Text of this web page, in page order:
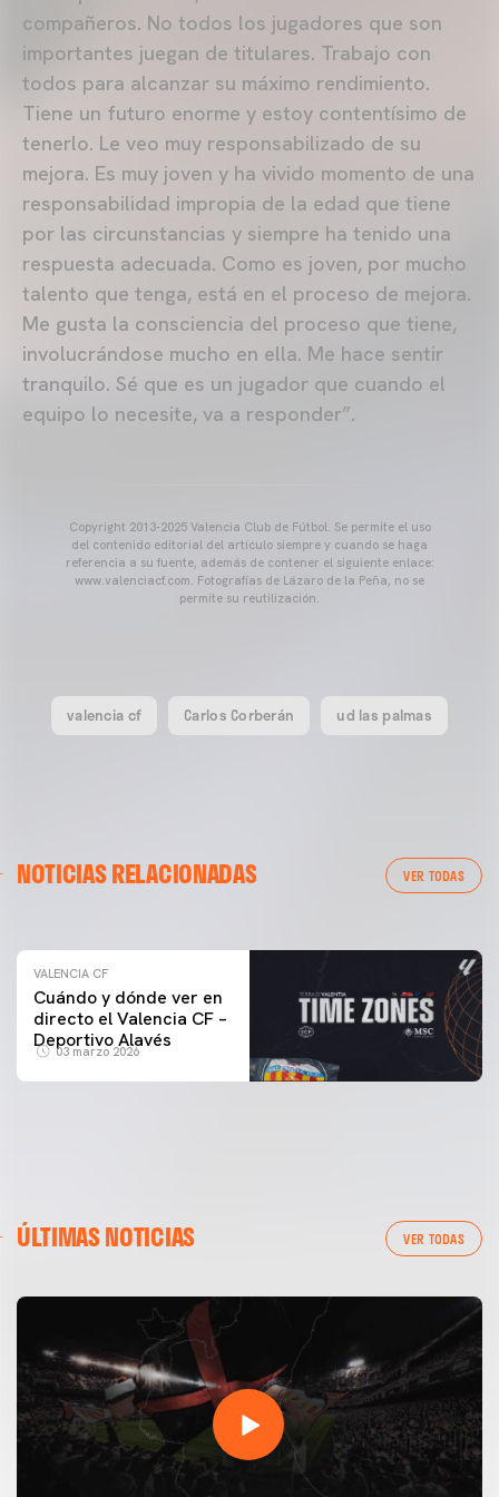
compañeros. No todos los jugadores que son
importantes juegan de titulares. Trabajo con
todos para alcanzar su máximo rendimiento.
Tiene un futuro enorme y estoy contentísimo de
tenerlo. Le veo muy responsabilizado de su
mejora. Es muy joven y ha vivido momento de una
responsabilidad impropia de la edad que tiene
por las circunstancias y siempre ha tenido una
respuesta adecuada. Como es joven, por mucho
talento que tenga, está en el proceso de mejora.
Me gusta la consciencia del proceso que tiene,
involucrándose mucho en ella. Me hace sentir
tranquilo. Sé que es un jugador que cuando el
equipo lo necesite, va a responder”.
Copyright 2013-2025 Valencia Club de Fútbol. Se permite el uso
del contenido editorial del artículo siempre y cuando se haga
referencia a su fuente, además de contener el siguiente enlace:
www.valenciacf.com. Fotografías de Lázaro de la Peña, no se
permite su reutilización.
valencia cf Carlos Corberán ud las palmas
NOTICIAS RELACIONADAS VER TODAS
ENTRENAMIENTO DEL VALENCIA CF 04/03/26
VALENCIA CF
Cuándo y dónde ver en
directo el Valencia CF –
Deportivo Alavés
03 marzo 2026
ÚLTIMAS NOTICIAS VER TODAS